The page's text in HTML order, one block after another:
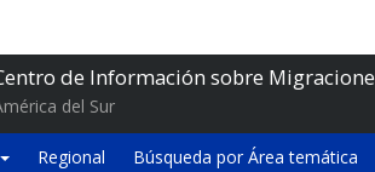
de Información sobre
del Sur
Regional Búsqueda por Área temática